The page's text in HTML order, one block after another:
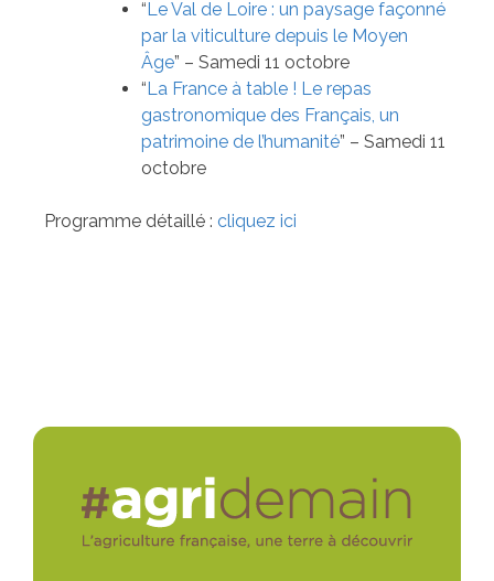
“ Le Val de Loire : un paysage façonné
par la viticulture depuis le Moyen
Âge” – Samedi 11 octobre
“ La France à table ! Le repas
gastronomique des Français, un
patrimoine de l’humanité” – Samedi 11
octobre
Programme détaillé : cliquez ici